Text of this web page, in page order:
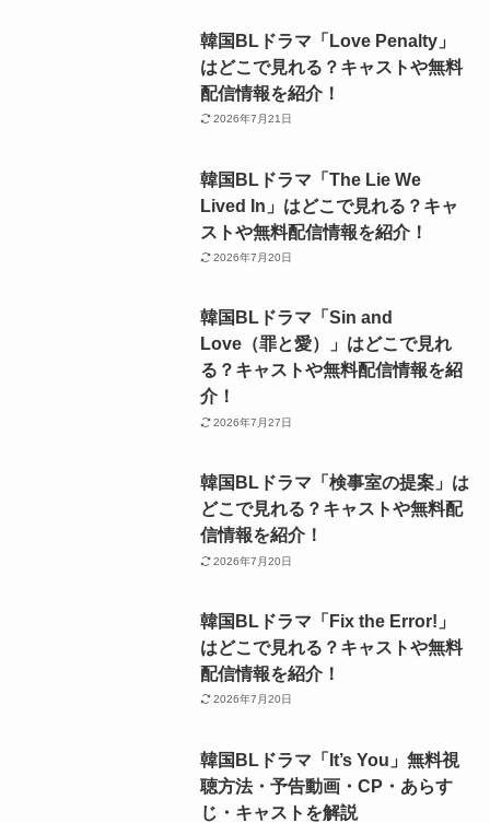
韓国BLドラマ「Love Penalty」
はどこで見れる？キャストや無料
配信情報を紹介！
2026年7月21日
韓国BLドラマ「The Lie We
Lived In」はどこで見れる？キャ
ストや無料配信情報を紹介！
2026年7月20日
韓国BLドラマ「Sin and
Love（罪と愛）」はどこで見れ
る？キャストや無料配信情報を紹
介！
2026年7月27日
韓国BLドラマ「検事室の提案」は
どこで見れる？キャストや無料配
信情報を紹介！
2026年7月20日
韓国BLドラマ「Fix the Error!」
はどこで見れる？キャストや無料
配信情報を紹介！
2026年7月20日
韓国BLドラマ「It’s You」無料視
聴方法・予告動画・CP・あらす
じ・キャストを解説